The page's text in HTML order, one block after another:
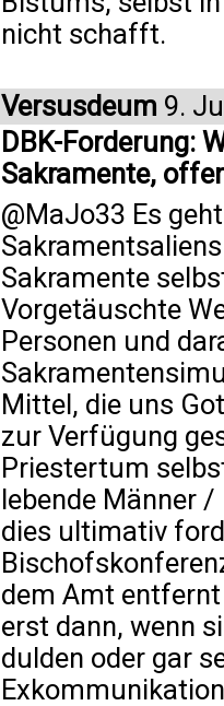
nicht schafft.
Versusdeum 9.
DBK-Forderung:
Sakramente,
@MaJo33 Es
Sakramente
Vorgetäuschte
Personen und
Mittel, die uns
zur Verfügung
Priestertum
lebende Männer
dies ultimativ
dem Amt
erst dann, wenn
dulden oder gar